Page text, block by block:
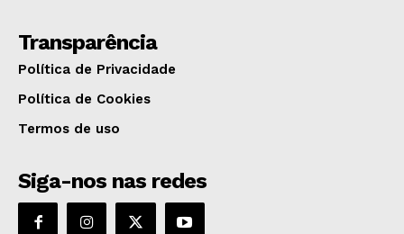
Transparência
Política de Privacidade
Política de Cookies
Termos de uso
Siga-nos nas redes